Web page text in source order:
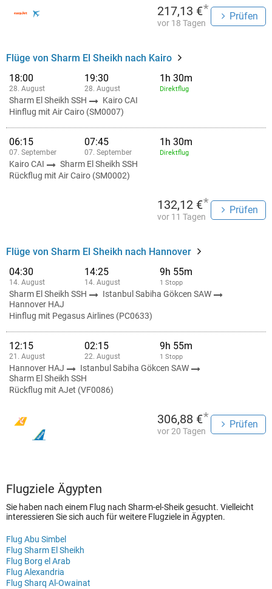
217,13 €*
vor 18 Tagen
Prüfen
Flüge von Sharm El Sheikh nach Kairo
18:00
28. August
19:30
28. August
1h 30m
Direktflug
Sharm El Sheikh SSH
Kairo CAI
Hinflug mit Air Cairo (SM0007)
06:15
07. September
07:45
07. September
1h 30m
Direktflug
Kairo CAI
Sharm El Sheikh SSH
Rückflug mit Air Cairo (SM0002)
132,12 €*
vor 11 Tagen
Prüfen
Flüge von Sharm El Sheikh nach Hannover
04:30
14. August
14:25
14. August
9h 55m
1 Stopp
Sharm El Sheikh SSH
Istanbul Sabiha Gökcen SAW
Hannover HAJ
Hinflug mit Pegasus Airlines (PC0633)
12:15
21. August
02:15
22. August
9h 55m
1 Stopp
Hannover HAJ
Istanbul Sabiha Gökcen SAW
Sharm El Sheikh SSH
Rückflug mit AJet (VF0086)
306,88 €*
vor 20 Tagen
Prüfen
Flugziele Ägypten
Sie haben nach einem Flug nach Sharm-el-Sheik gesucht. Vielleicht
interessieren Sie sich auch für weitere Flugziele in Ägypten.
Flug Abu Simbel
Flug Sharm El Sheikh
Flug Borg el Arab
Flug Alexandria
Flug Sharq Al-Owainat